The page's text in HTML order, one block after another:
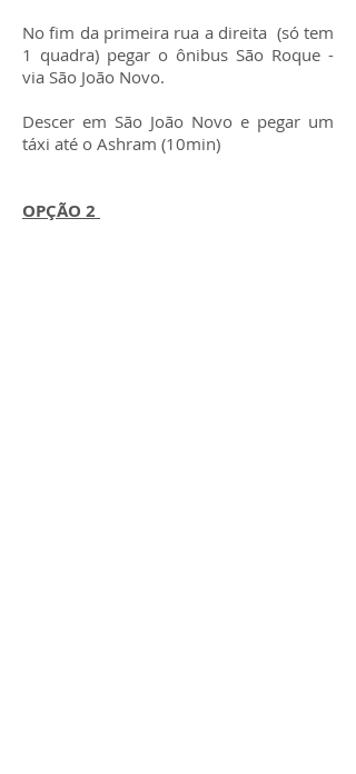
No fim da primeira rua a direita (só tem
1 quadra) pegar o ônibus São Roque -
via São João Novo.
Descer em São João Novo e pegar um
táxi até o Ashram (10min)
OPÇÃO 2